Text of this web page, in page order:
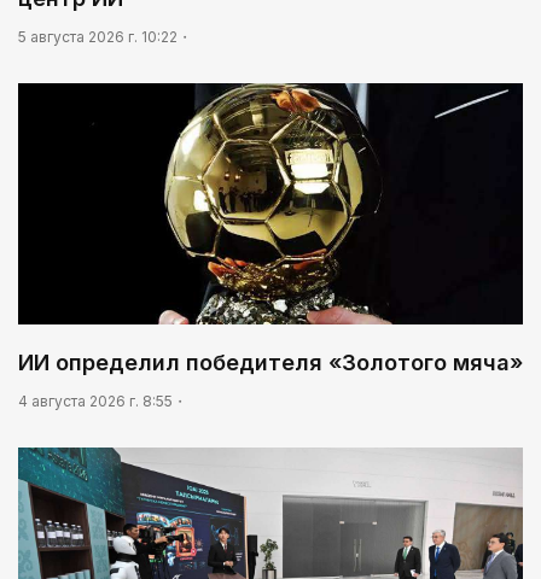
5 августа 2026 г. 10:22
ИИ определил победителя «Золотого мяча»
4 августа 2026 г. 8:55